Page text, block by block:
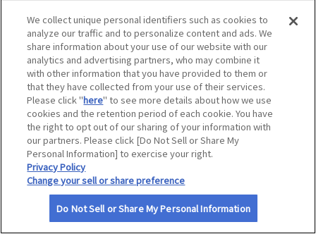
ジャンカラ すすきの狸小路店
1組様 ルーム料金20％割引
アプリクーポン
ログインのうえご確認ください。ご利
用にはJAFアプリのインストールが必要
です。
アプリクーポン 特別優待
ジャンカラ すすきの２号店
1組様 ルーム料金20％割引
アプリクーポン
ログインのうえご確認ください。ご利
用にはJAFアプリのインストールが必要
We collect unique personal identifiers such as cookies to
analyze our traffic and to personalize content and ads. We
share information about your use of our website with our
analytics and advertising partners, who may combine it
with other information that you have provided to them or
that they have collected from your use of their services.
Please click "here" to see more details about how we use
cookies and the retention period of each cookie. You have
the right to opt out of our sharing of your information with
our partners. Please click [Do Not Sell or Share My
Personal Information] to exercise your right.
Privacy Policy
Change your sell or share preference
Do Not Sell or Share My Personal Information